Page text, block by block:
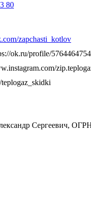
80
zapchasti_kotlov
ok.ru/profile/
Сергеевич,